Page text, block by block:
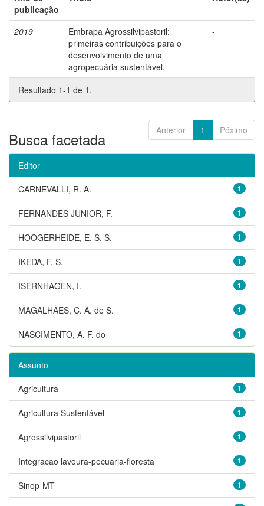
publicação
2019
Embrapa Agrossilvipastoril:
primeiras contribuições para o
desenvolvimento de uma
agropecuária sustentável.
-
Resultado 1-1 de 1.
Anterior 1 Póximo
Busca facetada
Editor
1
CARNEVALLI, R. A.
1
FERNANDES JUNIOR, F.
1
HOOGERHEIDE, E. S. S.
1
IKEDA, F. S.
1
ISERNHAGEN, I.
1
MAGALHÃES, C. A. de S.
1
NASCIMENTO, A. F. do
Assunto
1
Agricultura
1
Agricultura Sustentável
1
Agrossilvipastoril
1
Integracao lavoura-pecuaria-floresta
1
Sinop-MT